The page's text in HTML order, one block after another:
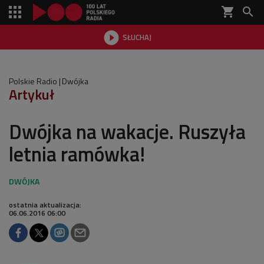
shopping_cart 
 SŁUCHAJ

Polskie Radio Dwójka
Artykuł
Dwójka na wakacje. Ruszyła
letnia ramówka!
ostatnia aktualizacja:
06.06.2016 06:00